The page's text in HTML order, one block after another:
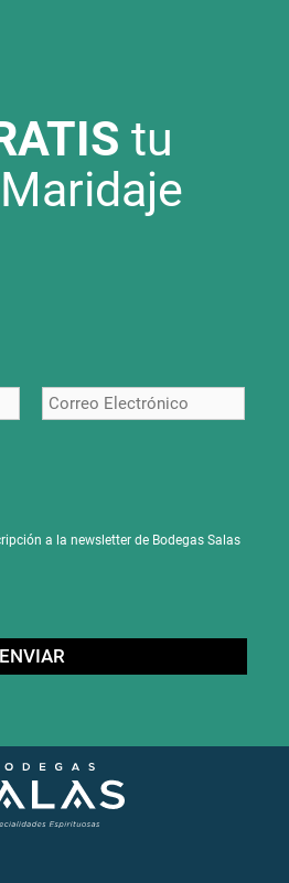
tu
a la newsletter de Bodegas Salas